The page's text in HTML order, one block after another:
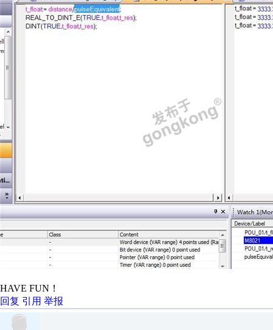
HAVE FUN！
回复 引用 举报